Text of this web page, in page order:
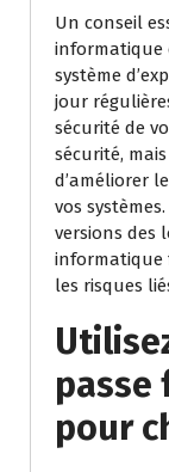
Un conseil
informatique
système
jour
sécurité de
sécurité,
d’améliorer
vos
versions des
informatique
les risques
passe
pour